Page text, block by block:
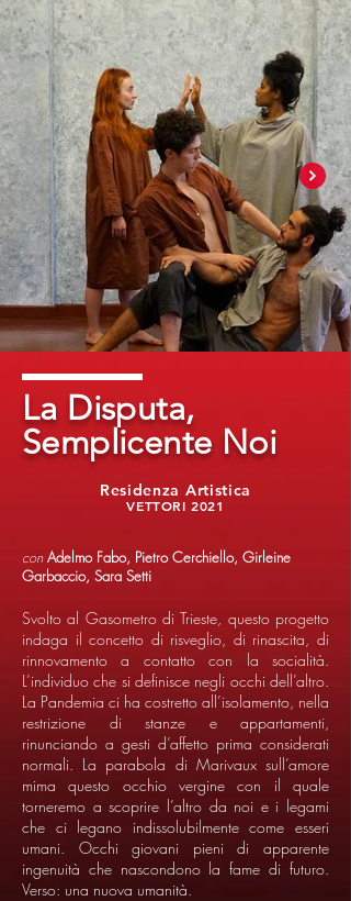
La Disputa,
Semplicente Noi
VETTORI 2021
Residenza Artistica
conAdelmo Fabo, Pietro Cerchiello, Girleine
Garbaccio, Sara Setti
Svolto al Gasometro di Trieste, questo progetto
indaga il concetto di risveglio, di rinascita, di
rinnovamento a contatto con la socialità.
L’individuo che si definisce negli occhi dell’altro.
La Pandemia ci ha costretto all’isolamento, nella
restrizione di stanze e appartamenti,
rinunciando a gesti d’affetto prima considerati
normali. La parabola di Marivaux sull’amore
mima questo occhio vergine con il quale
torneremo a scoprire l’altro da noi e i legami
che ci legano indissolubilmente come esseri
umani. Occhi giovani pieni di apparente
ingenuità che nascondono la fame di futuro.
Verso: una nuova umanità.